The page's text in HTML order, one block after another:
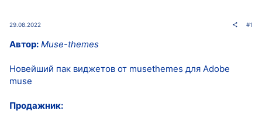
29.08.2022 #1
Автор: Muse-themes
Новейший пак виджетов от musethemes для Adobe
muse
Продажник: